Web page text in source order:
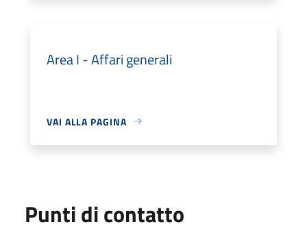
Area I - Affari generali
VAI ALLA PAGINA
Punti di contatto